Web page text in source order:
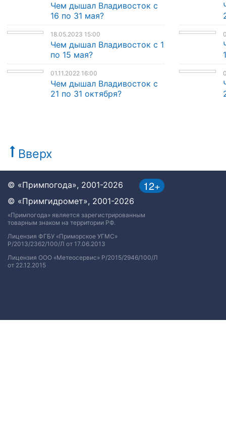
Чем дышал Владивосток с
16 по 31 мая?
18.05.2023 15:00
Чем дышал Владивосток с 1
по 15 мая?
01.11.2022 16:00
Чем дышал Владивосток с
21 по 31 октября?
Вверх
12+
© «Примпогода», 2001-2026
© «Примгидромет», 2001-2026
«Примпогода» является зарегистрированным
товарным знаком на территории РФ.
Лицензия ФГБУ «Приморское УГМС»
Р/2013/2362/100/Л от 17.06.2013
Лицензия ООО «Метеосервис» Р/2015/2946/100/Л
от 22.12.2015